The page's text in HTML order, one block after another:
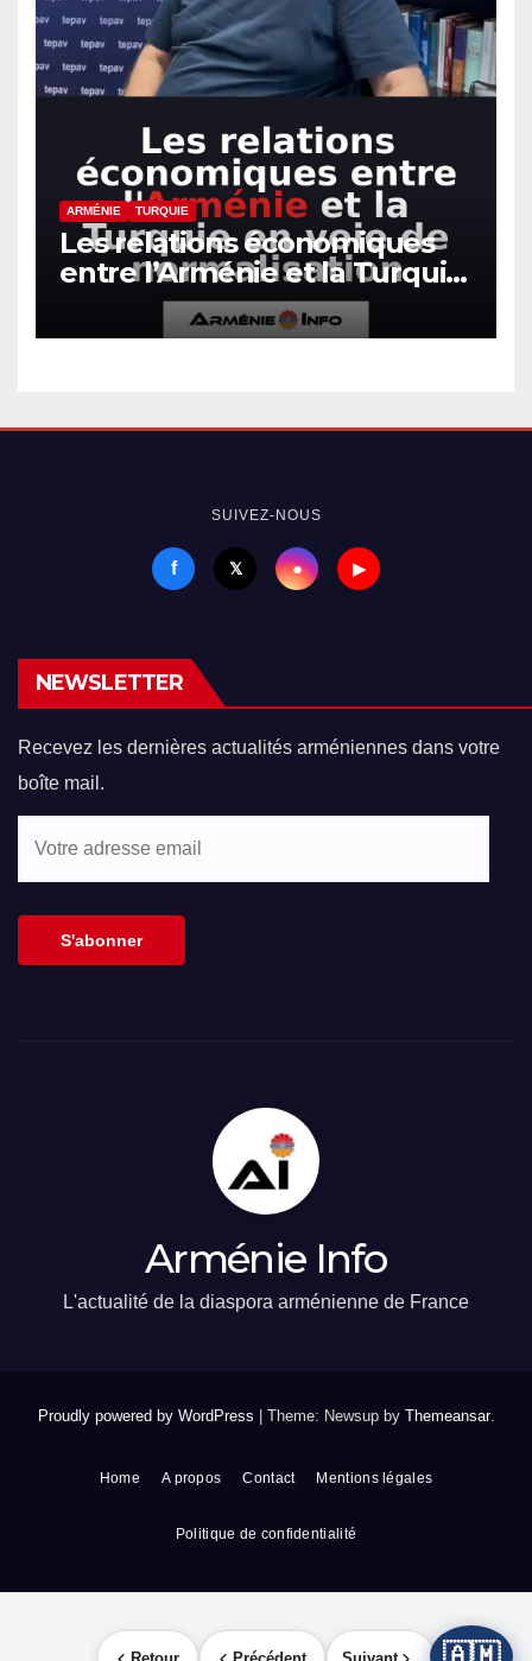
ARMÉNIE TURQUIE
Les relations économiques
entre l’Arménie et la Turquie
en voie de normalisation
SUIVEZ-NOUS
f 𝕏 ● ▶
NEWSLETTER
Recevez les dernières actualités arméniennes dans votre
boîte mail.
S'abonner
Arménie Info
L'actualité de la diaspora arménienne de France
Proudly powered by WordPress Theme: Newsup by Themeansar.
Home A propos Contact Mentions légales
Politique de confidentialité